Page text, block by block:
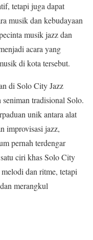
tetapi juga dapat
musik dan kebudayaan
musik jazz dan
acara yang
di kota tersebut.
di Solo City Jazz
tradisional Solo.
unik antara alat
improvisasi jazz,
pernah terdengar
ciri khas Solo City
dan ritme, tetapi
merangkul